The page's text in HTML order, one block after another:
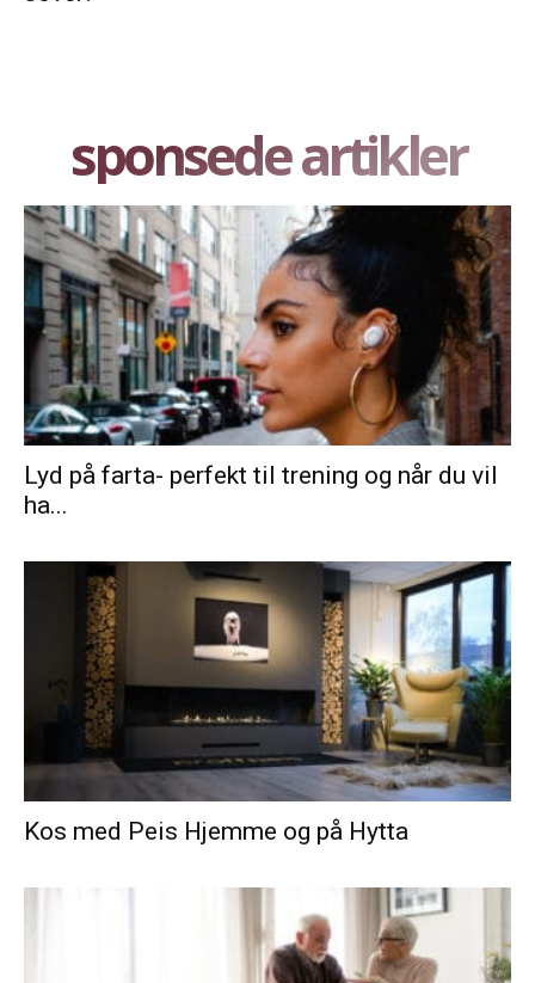
sponsede artikler
Lyd på farta- perfekt til trening og når du vil
ha...
Kos med Peis Hjemme og på Hytta